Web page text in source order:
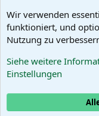
Wir verwenden
funktioniert, und
Nutzung zu
Siehe weitere
Einstellungen